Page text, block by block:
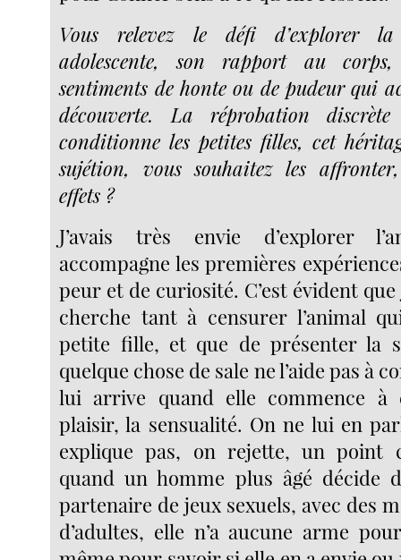
Vous relevez le défi d’explorer la
adolescente, son rapport au
sentiments de honte ou de pudeur qui
découverte. La réprobation
conditionne les petites filles, cet
sujétion, vous souhaitez les
effets ?
J’avais très envie d’explorer
accompagne les premières
peur et de curiosité. C’est évident
cherche tant à censurer l’animal
petite fille, et que de présenter la
quelque chose de sale ne l’aide pas à
lui arrive quand elle commence à
plaisir, la sensualité. On ne lui en
explique pas, on rejette, un point
quand un homme plus âgé décide
partenaire de jeux sexuels, avec des
d’adultes, elle n’a aucune arme